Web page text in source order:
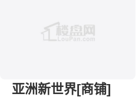
亚洲新世界[商铺]